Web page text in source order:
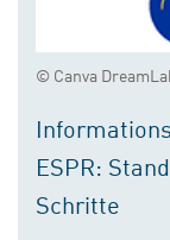
© Canva
ESPR:
Schritte